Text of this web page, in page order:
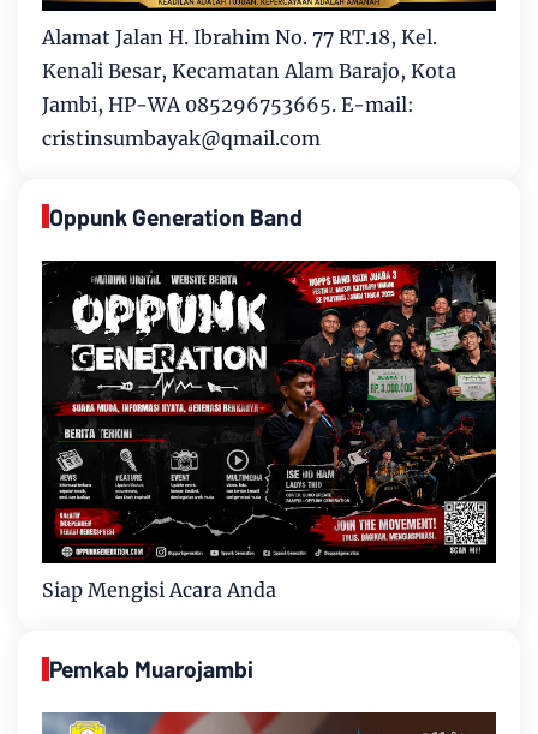
Alamat Jalan H. Ibrahim No. 77 RT.18, Kel.
Kenali Besar, Kecamatan Alam Barajo, Kota
Jambi, HP-WA 085296753665. E-mail:
cristinsumbayak@qmail.com
Oppunk Generation Band
Siap Mengisi Acara Anda
Pemkab Muarojambi